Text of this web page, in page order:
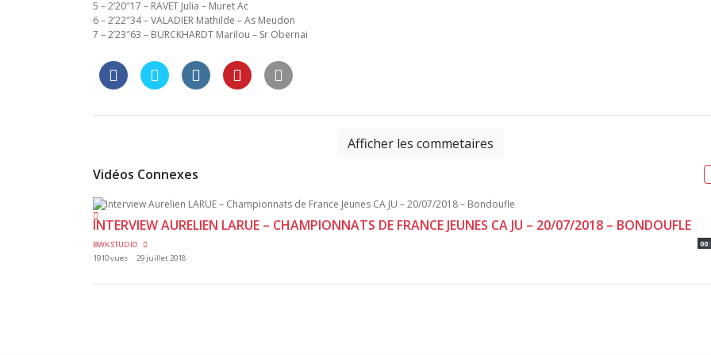
5 – 2’20″17 – RAVET Julia – Muret Ac
6 – 2’22″34 – VALADIER Mathilde – As Meudon
7 – 2’23″63 – BURCKHARDT Marilou – Sr Obernai
Afficher les commetaires
Vidéos Connexes
INTERVIEW AURELIEN LARUE – CHAMPIONNATS DE FRANCE JEUNES CA JU – 20/07/2018 – BONDOUFLE
BWK STUDIO
1910 vues
29 juillet 2018